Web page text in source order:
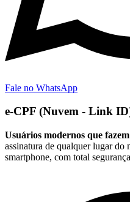
Fale no WhatsApp
e-CPF (Nuvem - Link
Usuários modernos que
assinatura de qualquer lugar do
smartphone, com total